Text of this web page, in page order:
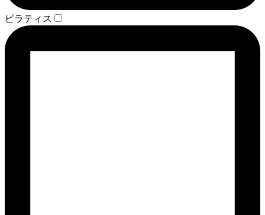
ピラティス